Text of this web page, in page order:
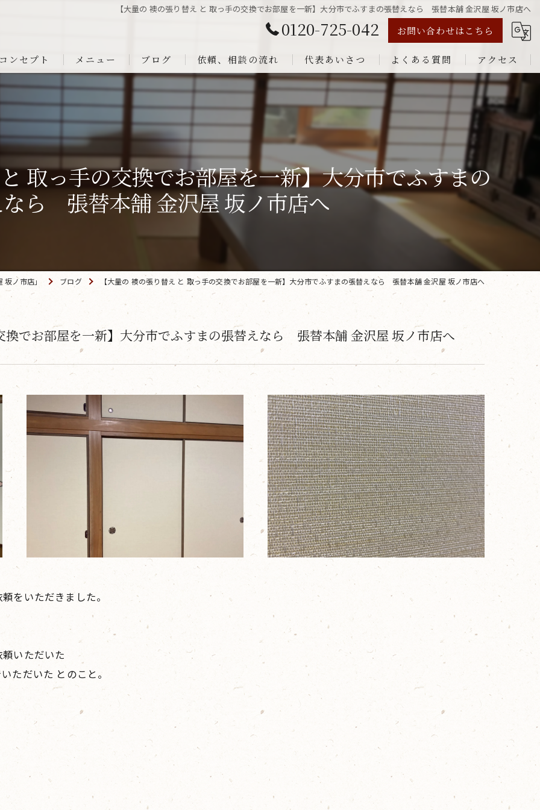
【大量の 襖の張り替え と 取っ手の交換でお部屋を一新】大分市でふすまの張替えなら 張替本舗 金沢屋 坂ノ市店へ
0120-725-042 お問い合わせはこちら
ンセプト メニュー ブログ 依頼、相談の流れ 代表あいさつ よくある質問 アクセス
取っ手の交換でお部屋を一新】大分市でふすまの
ら 張替本舗 金沢屋 坂ノ市店へ
ノ市店」 ブログ 【大量の 襖の張り替え と 取っ手の交換でお部屋を一新】大分市でふすまの張替えなら 張替本舗 金沢屋 坂ノ市店へ
換でお部屋を一新】大分市でふすまの張替えなら 張替本舗 金沢屋 坂ノ市店へ
をいただきました。
いただいた
ただいた とのこと。